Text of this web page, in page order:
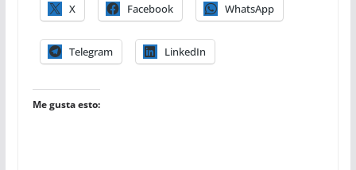
X Facebook WhatsApp
Telegram LinkedIn
Me gusta esto: